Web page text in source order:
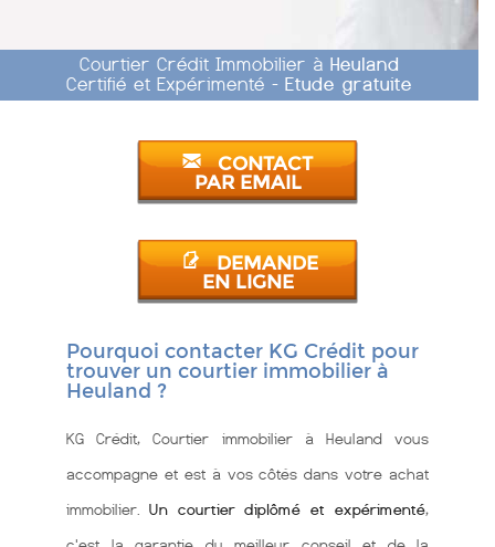
Courtier Crédit Immobilier à Heuland
Certifié et Expérimenté - Etude gratuite
CONTACT
PAR EMAIL
DEMANDE
EN LIGNE
Pourquoi contacter KG Crédit pour
trouver un courtier immobilier à
Heuland ?
KG Crédit, Courtier immobilier à Heuland vous
accompagne et est à vos côtés dans votre achat
immobilier. Un courtier diplômé et expérimenté,